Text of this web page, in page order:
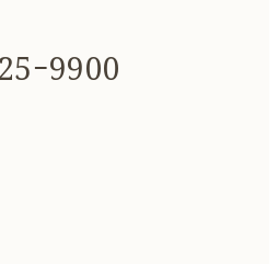
ｰ9900